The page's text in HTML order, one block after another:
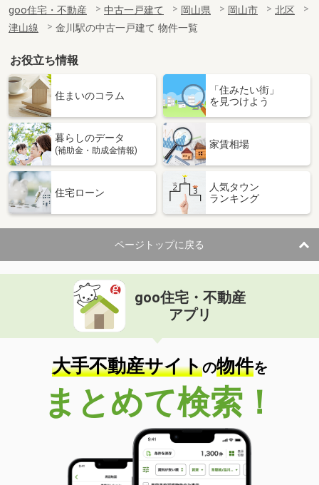
goo住宅・不動産 中古一戸建て 岡山県 岡山市
北区
津山線
金川駅の中古一戸建て 物件一覧
お役立ち情報
住まいのコラム
「住みたい街」
を見つけよう
暮らしのデータ
(補助金・助成金情報)
家賃相場
住宅ローン
人気タウン
ランキング
ページトップに戻る
goo住宅・不動産
アプリ
大手不動産サイトの物件を
まとめて検索！